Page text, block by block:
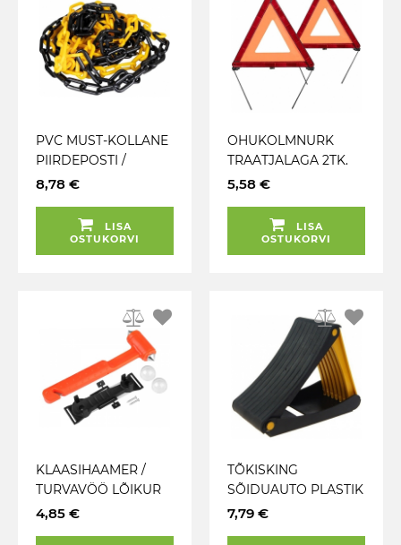
PVC MUST-KOLLANE
PIIRDEPOSTI /
OHUPOSTI KETT 7M
8,78 €
LISA
OSTUKORVI
OHUKOLMNURK
TRAATJALAGA 2TK.
PLASTKARBIS JBM
5,58 €
LISA
OSTUKORVI
KLAASIHAAMER /
TURVAVÖÖ LÕIKUR
KINNITUSKLAMBRIG
4,85 €
TÕKISKING
SÕIDUAUTO PLASTIK
KOKKUPANDAV 1TK
7,79 €